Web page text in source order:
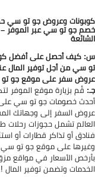
وعروض جو تو سي
جو تو سي عبر الموفر –
كيف أحصل على أفضل
سي من أجل توفير المال
سفر على موقع جو تو
قُم بزيارة موقع الموفر
خصومات جو تو سي على
السفر إلى وجهاتك
تشمل حجوزات رحلات
أو تذاكر قطارات أو
على موقع جو تو سي
الأسعار في مواقع
وتضمن توفير المال !